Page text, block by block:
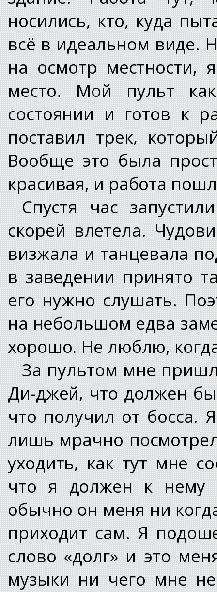
носились, кто, куда
всё в идеальном виде.
на осмотр местности,
место. Мой пульт
состоянии и готов к
поставил трек,
Вообще это была
красивая, и работа
Спустя час
скорей влетела.
визжала и танцевала
в заведении принято
его нужно слушать.
на небольшом едва
хорошо. Не люблю,
За пультом мне
Ди-джей, что должен
что получил от босса.
лишь мрачно
уходить, как тут мне
что я должен к нему
обычно он меня ни
приходит сам. Я
слово «долг» и это
музыки ни чего мне